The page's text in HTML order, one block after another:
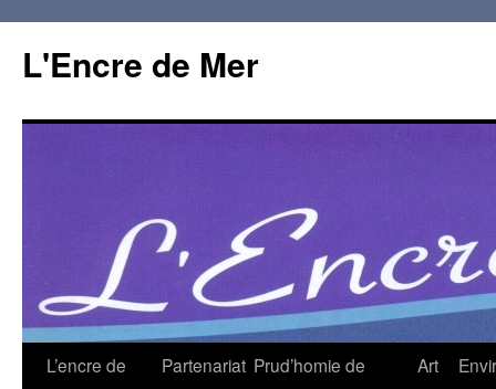
L'Encre de Mer
L’encre de
Partenariat Prud’homie de
Art